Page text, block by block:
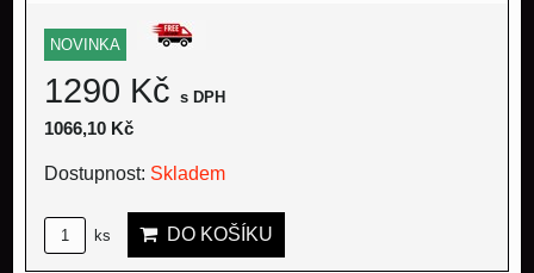
NOVINKA
1290 Kč s DPH
1066,10 Kč
Dostupnost: Skladem
ks DO KOŠÍKU